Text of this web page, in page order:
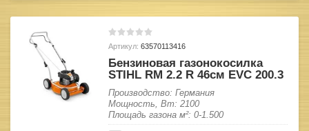
Артикул: 63570113416
Бензиновая газонокосилка
STIHL RM 2.2 R 46см EVC 200.3
Производство: Германия
Мощность, Вт: 2100
Площадь газона м²: 0-1.500